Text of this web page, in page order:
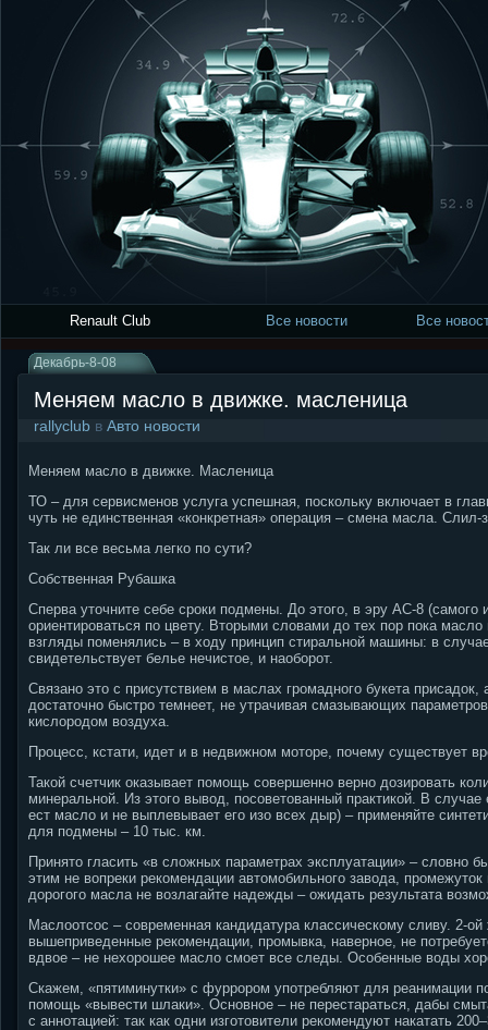
Renault Club Все новости Все
Декабрь-8-08
Меняем масло в движке. масленица
rallyclub в Авто новости
Меняем масло в движке. Масленица
ТО – для сервисменов услуга успешная, поскольку включает в
чуть не единственная «конкретная» операция – смена масла.
Так ли все весьма легко по сути?
Собственная Рубашка
Сперва уточните себе сроки подмены. До этого, в эру АС-8 (самого
ориентироваться по цвету. Вторыми словами до тех пор пока
взгляды поменялись – в ходу принцип стиральной машины: в
свидетельствует белье нечистое, и наоборот.
Связано это с присутствием в маслах громадного букета
достаточно быстро темнеет, не утрачивая смазывающих
кислородом воздуха.
Процесс, кстати, идет и в недвижном моторе, почему существует
Такой счетчик оказывает помощь совершенно верно дозировать
минеральной. Из этого вывод, посоветованный практикой. В
ест масло и не выплевывает его изо всех дыр) – применяйте
для подмены – 10 тыс. км.
Принято гласить «в сложных параметрах эксплуатации» –
этим не вопреки рекомендации автомобильного завода,
дорогого масла не возлагайте надежды – ожидать результата
Маслоотсос – современная кандидатура классическому сливу.
вышеприведенные рекомендации, промывка, наверное, не
вдвое – не нехорошее масло смоет все следы. Особенные воды
Скажем, «пятиминутки» с фуррором употребляют для реанимации
помощь «вывести шлаки». Основное – не перестараться, дабы
с аннотацией: так как одни изготовители рекомендуют накатать